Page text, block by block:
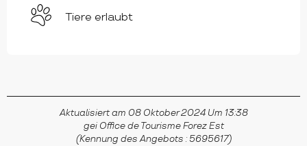
Tiere erlaubt
Aktualisiert am 08 Oktober 2024 Um 13:38
gei Office de Tourisme Forez Est
(Kennung des Angebots : 5695617)